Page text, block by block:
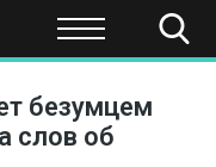
НАУКА И
безумцем
слов об